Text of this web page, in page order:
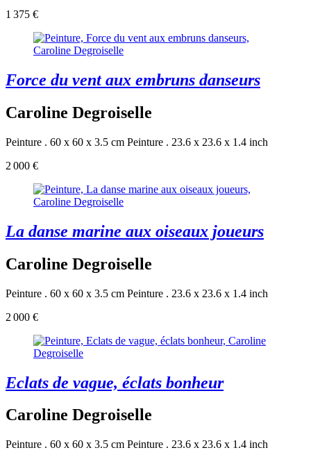
1 375 €
Force du vent aux embruns danseurs
Caroline Degroiselle
Peinture . 60 x 60 x 3.5 cm Peinture . 23.6 x 23.6 x 1.4 inch
2 000 €
La danse marine aux oiseaux joueurs
Caroline Degroiselle
Peinture . 60 x 60 x 3.5 cm Peinture . 23.6 x 23.6 x 1.4 inch
2 000 €
Eclats de vague, éclats bonheur
Caroline Degroiselle
Peinture . 60 x 60 x 3.5 cm Peinture . 23.6 x 23.6 x 1.4 inch